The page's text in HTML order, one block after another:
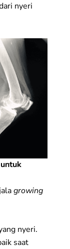
nyeri
growing
nyeri.
saat